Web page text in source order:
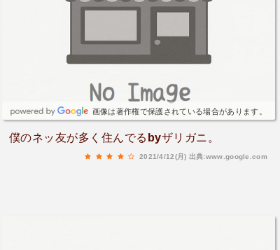
画像は著作権で保護されている場合があります。
僕のネッ友が多く住んでるbyザリガニ。
2021/4/12(月) 出典:www.google.com